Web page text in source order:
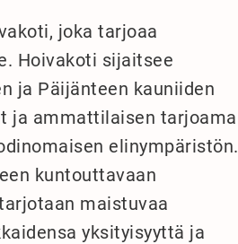
joka tarjoaa
Hoivakoti sijaitsee
ja Päijänteen kauniiden
ja ammattilaisen tarjoama
elinympäristön.
kuntouttavaan
maistuvaa
yksityisyyttä ja